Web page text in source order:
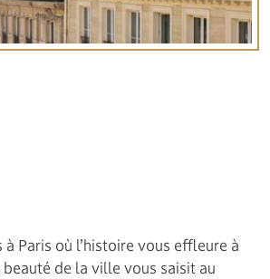
Paris où l’histoire vous effleure à
beauté de la ville vous saisit au